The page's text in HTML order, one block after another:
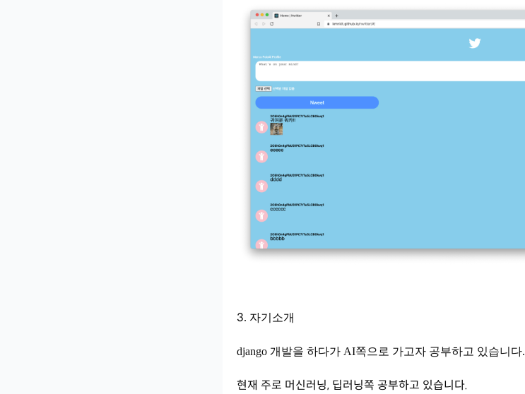
3. 자기소개
django 개발을 하다가 AI쪽으로 가고자 공부하고 있습니다.
현재 주로 머신러닝, 딥러닝쪽 공부하고 있습니다.